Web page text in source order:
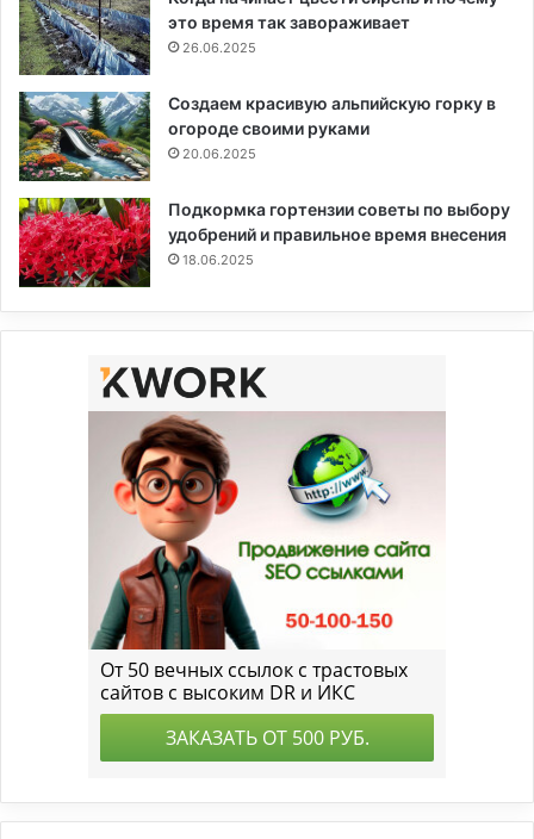
это время так завораживает
26.06.2025
Создаем красивую альпийскую горку в
огороде своими руками
20.06.2025
Подкормка гортензии советы по выбору
удобрений и правильное время внесения
18.06.2025